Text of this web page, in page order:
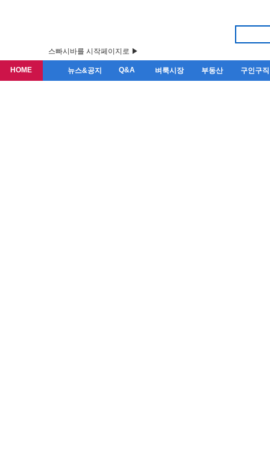
스빠시바를 시작페이지로 ▶
HOME 뉴스&공지 Q&A 벼룩시장 부동산 구인구직